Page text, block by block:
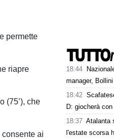
permette
riapre
(75’), che
consente ai
18:44
manager,
18:42
D: giocherà
18:37 Atalanta
l'estate scorsa